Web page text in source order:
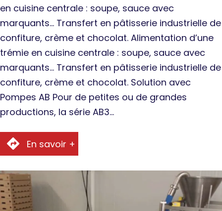
en cuisine centrale : soupe, sauce avec
marquants… Transfert en pâtisserie industrielle de
confiture, crème et chocolat. Alimentation d’une
trémie en cuisine centrale : soupe, sauce avec
marquants… Transfert en pâtisserie industrielle de
confiture, crème et chocolat. Solution avec
Pompes AB Pour de petites ou de grandes
productions, la série AB3…
En savoir +